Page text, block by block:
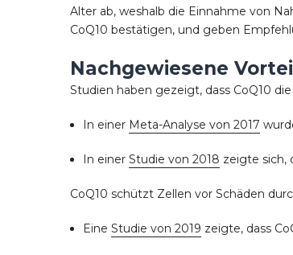
Alter ab, weshalb die Einnahme von
CoQ10 bestätigen, und geben
Nachgewiesene
Studien haben gezeigt, dass CoQ10
In einer Meta-Analyse von 2017
In einer Studie von 2018 zeigte sich,
CoQ10 schützt Zellen vor Schäden
Eine Studie von 2019 zeigte, dass